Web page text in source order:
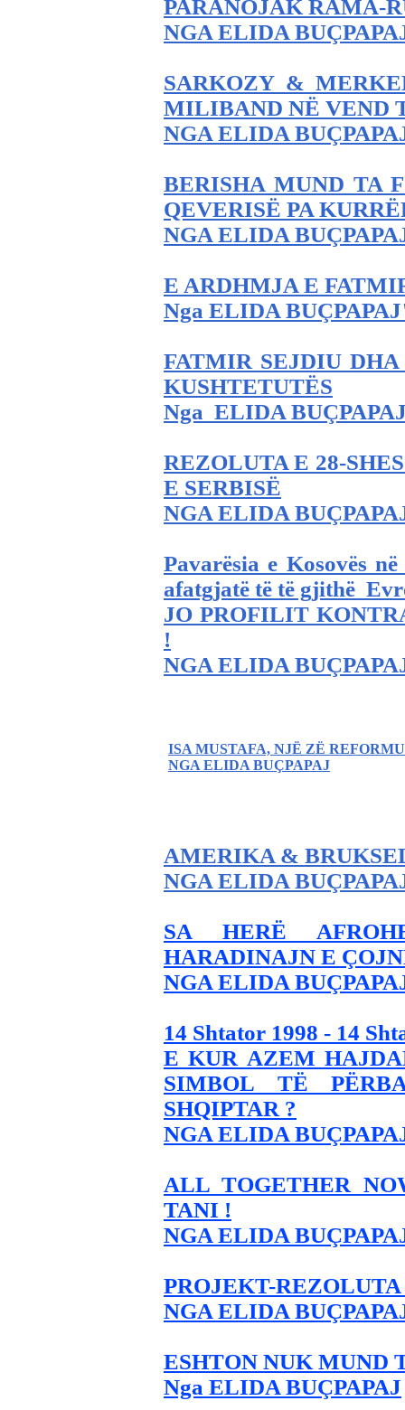
PARANOJAK RAMA-
NGA ELIDA
SARKOZY &
MILIBAND NË VEND
NGA ELIDA
BERISHA MUND TA
QEVERISË PA
NGA ELIDA
E ARDHMJA E
Nga ELIDA
FATMIR SEJDIU
KUSHTETUTËS
Nga ELIDA
REZOLUTA E 28-
E SERBISË
NGA ELIDA
Pavarësia e Kosovës
afatgjatë të të gjithë
JO PROFILIT
!
NGA ELIDA
ISA MUSTAFA, NJË ZË
NGA ELIDA BUÇPAPAJ
AMERIKA &
NGA ELIDA
SA HERË
HARADINAJN E
NGA ELIDA
14 Shtator 1998 - 14
E KUR AZEM
SIMBOL TË
SHQIPTAR ?
NGA ELIDA
ALL TOGETHER
TANI !
NGA ELIDA
PROJEKT-
NGA ELIDA
ESHTON NUK MUND
Nga ELIDA BUÇPAPAJ